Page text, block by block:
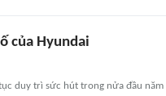
của Hyundai
duy trì sức hút trong nửa đầu năm